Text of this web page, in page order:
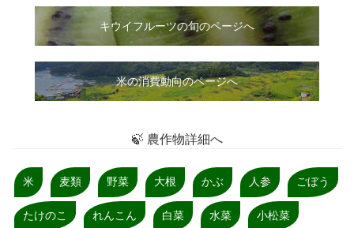
キウイフルーツの旬のページへ
米の消費動向のページへ
🍃 農作物詳細へ
米 麦類 野菜 大根 かぶ 人参 ごぼう
たけのこ れんこん 白菜 水菜 小松菜